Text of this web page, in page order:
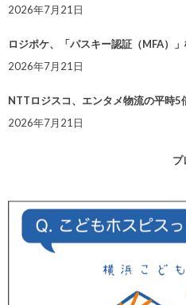
2026年7月21日
ロジポケ、「パスキー認証（MFA）
2026年7月21日
NTTロジスコ、エンタメ物流の平時
2026年7月21日
プ